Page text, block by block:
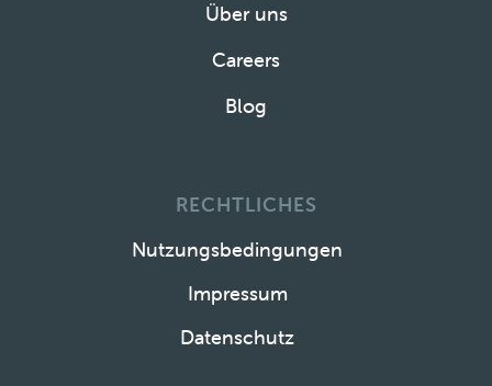
Über uns
Careers
Blog
RECHTLICHES
Nutzungsbedingungen
Impressum
Datenschutz